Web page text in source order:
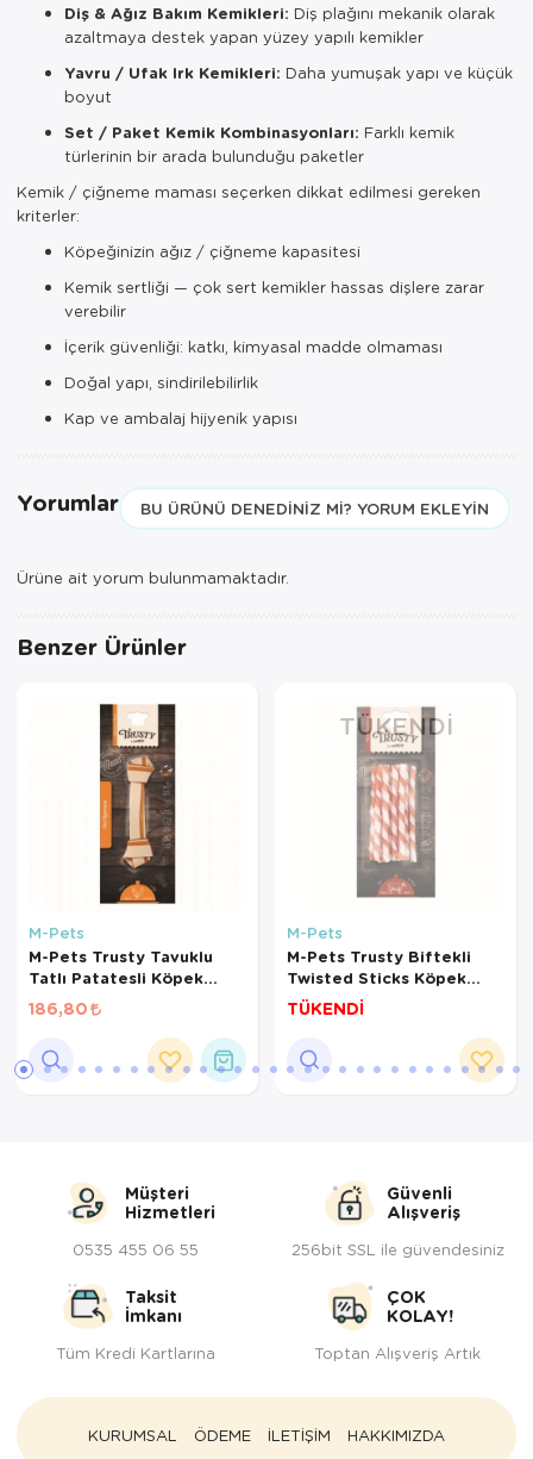
Diş & Ağız Bakım Kemikleri: Diş plağını mekanik olarak
azaltmaya destek yapan yüzey yapılı kemikler
Yavru / Ufak Irk Kemikleri: Daha yumuşak yapı ve küçük
boyut
Set / Paket Kemik Kombinasyonları: Farklı kemik
türlerinin bir arada bulunduğu paketler
Kemik / çiğneme maması seçerken dikkat edilmesi gereken
kriterler:
Köpeğinizin ağız / çiğneme kapasitesi
Kemik sertliği — çok sert kemikler hassas dişlere zarar
verebilir
İçerik güvenliği: katkı, kimyasal madde olmaması
Doğal yapı, sindirilebilirlik
Kap ve ambalaj hijyenik yapısı
Yorumlar BU ÜRÜNÜ DENEDINIZ MI? YORUM EKLEYIN
Ürüne ait yorum bulunmamaktadır.
Benzer Ürünler
M-Pets
M-Pets Trusty Tavuklu
Tatlı Patatesli Köpek
Kemiği 20cm 100gr
186,80
TÜKENDI
M-Pets
M-Pets Trusty Biftekli
Twisted Sticks Köpek
Kemiği 12cm 55gr 10lu
Paket
TÜKENDİ
Müşteri
Hizmetleri
0535 455 06 55
Güvenli
Alışveriş
256bit SSL ile güvendesiniz
Taksit
İmkanı
Tüm Kredi Kartlarına
ÇOK
KOLAY!
Toptan Alışveriş Artık
KURUMSAL ÖDEME İLETİŞİM HAKKIMIZDA